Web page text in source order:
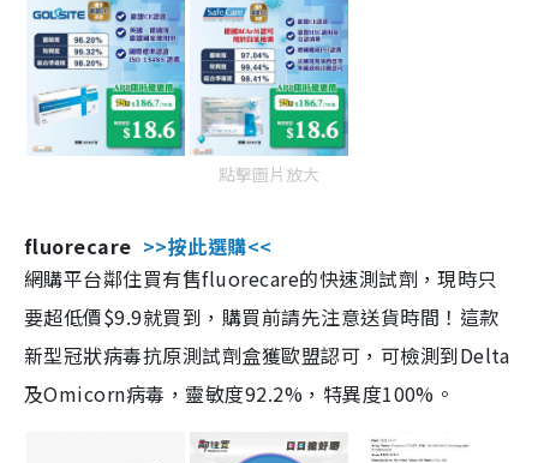
點擊圖片放大
fluorecare >>按此選購<<
網購平台鄰住買有售fluorecare的快速測試劑，現時只
要超低價$9.9就買到，購買前請先注意送貨時間！這款
新型冠狀病毒抗原測試劑盒獲歐盟認可，可檢測到Delta
及Omicorn病毒，靈敏度92.2%，特異度100%。